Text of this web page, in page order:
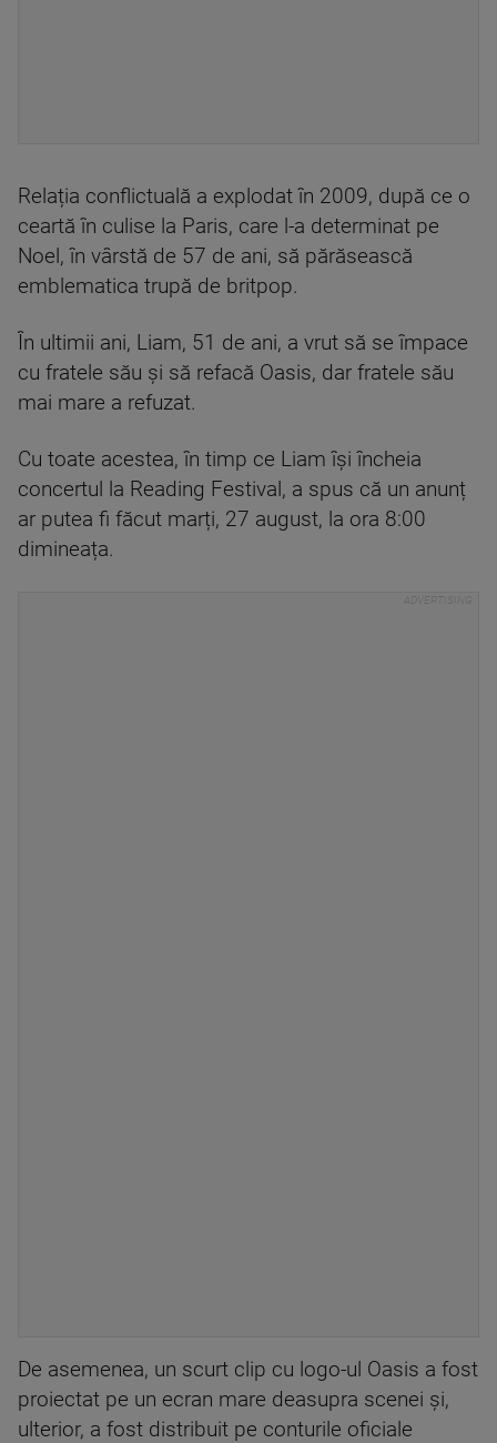
Relația conflictuală a explodat în 2009, după ce o
ceartă în culise la Paris, care l-a determinat pe
Noel, în vârstă de 57 de ani, să părăsească
emblematica trupă de britpop.
În ultimii ani, Liam, 51 de ani, a vrut să se împace
cu fratele său și să refacă Oasis, dar fratele său
mai mare a refuzat.
Cu toate acestea, în timp ce Liam își încheia
concertul la Reading Festival, a spus că un anunț
ar putea fi făcut marți, 27 august, la ora 8:00
dimineața.
De asemenea, un scurt clip cu logo-ul Oasis a fost
proiectat pe un ecran mare deasupra scenei și,
ulterior, a fost distribuit pe conturile oficiale